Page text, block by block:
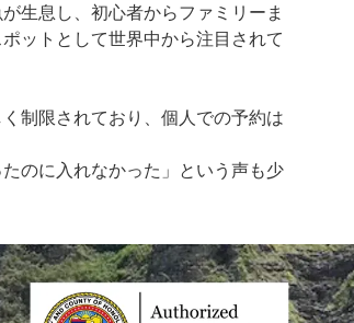
生息し、初心者からファミリーま
ットとして世界中から注目されて
制限されており、個人での予約は
のに入れなかった」という声も少